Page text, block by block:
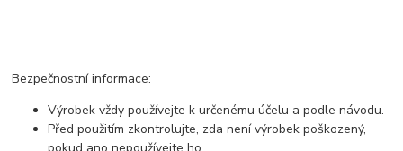
Bezpečnostní informace:
Výrobek vždy používejte k určenému účelu a podle návodu.
Před použitím zkontrolujte, zda není výrobek poškozený,
pokud ano nepoužívejte ho.